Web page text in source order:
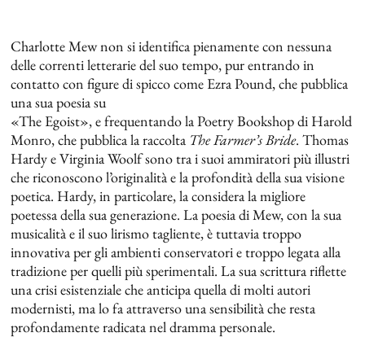
Charlotte Mew non si identifica pienamente con nessuna
delle correnti letterarie del suo tempo, pur entrando in
contatto con figure di spicco come Ezra Pound, che pubblica
una sua poesia su
«The Egoist», e frequentando la Poetry Bookshop di Harold
Monro, che pubblica la raccolta The Farmer’s Bride. Thomas
Hardy e Virginia Woolf sono tra i suoi ammiratori più illustri
che riconoscono l’originalità e la profondità della sua visione
poetica. Hardy, in particolare, la considera la migliore
poetessa della sua generazione. La poesia di Mew, con la sua
musicalità e il suo lirismo tagliente, è tuttavia troppo
innovativa per gli ambienti conservatori e troppo legata alla
tradizione per quelli più sperimentali. La sua scrittura riflette
una crisi esistenziale che anticipa quella di molti autori
modernisti, ma lo fa attraverso una sensibilità che resta
profondamente radicata nel dramma personale.